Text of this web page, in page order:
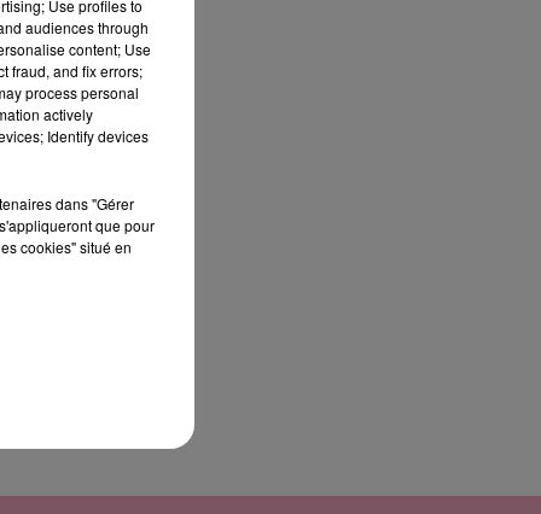
Use profiles to
audiences through
content; Use
fraud, and fix errors;
process personal
actively
Identify devices
dans "Gérer
que pour
cookies" situé en